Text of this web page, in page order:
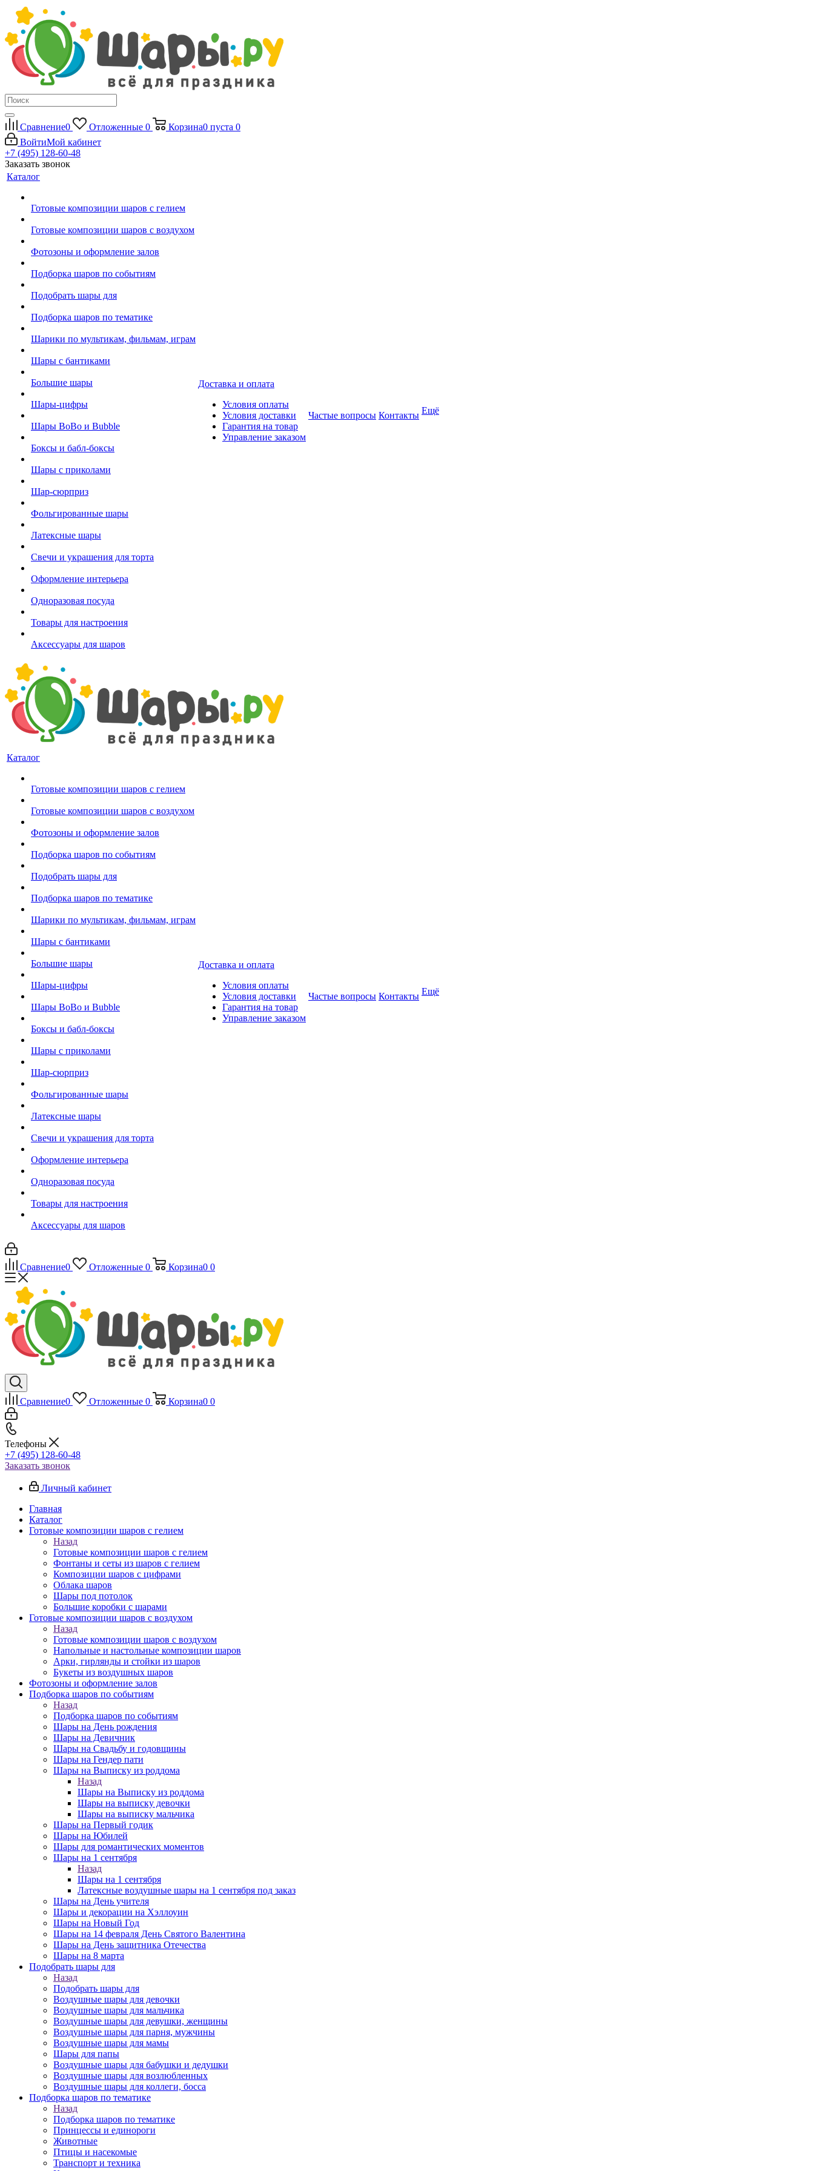
Сравнение0 Отложенные 0 Корзина0 пуста 0
ВойтиМой кабинет
+7 (495) 128-60-48
Заказать звонок
Каталог
Готовые композиции шаров с гелием
Готовые композиции шаров с воздухом
Фотозоны и оформление залов
Подборка шаров по событиям
Подобрать шары для
Подборка шаров по тематике
Шарики по мультикам, фильмам, играм
Шары с бантиками
Большие шары
Шары-цифры
Шары BoBo и Bubble
Боксы и бабл-боксы
Шары с приколами
Шар-сюрприз
Фольгированные шары
Латексные шары
Свечи и украшения для торта
Оформление интерьера
Одноразовая посуда
Товары для настроения
Аксессуары для шаров
Доставка и оплата
Условия оплаты
Условия доставки
Гарантия на товар
Управление заказом
Частые вопросы Контакты Ещё
Каталог
Готовые композиции шаров с гелием
Готовые композиции шаров с воздухом
Фотозоны и оформление залов
Подборка шаров по событиям
Подобрать шары для
Подборка шаров по тематике
Шарики по мультикам, фильмам, играм
Шары с бантиками
Большие шары
Шары-цифры
Шары BoBo и Bubble
Боксы и бабл-боксы
Шары с приколами
Шар-сюрприз
Фольгированные шары
Латексные шары
Свечи и украшения для торта
Оформление интерьера
Одноразовая посуда
Товары для настроения
Аксессуары для шаров
Доставка и оплата
Условия оплаты
Условия доставки
Гарантия на товар
Управление заказом
Частые вопросы Контакты Ещё
Сравнение0 Отложенные 0 Корзина0 0
Сравнение0 Отложенные 0 Корзина0 0
Телефоны
+7 (495) 128-60-48
Заказать звонок
Личный кабинет
Главная
Каталог
Готовые композиции шаров с гелием
Назад
Готовые композиции шаров с гелием
Фонтаны и сеты из шаров с гелием
Композиции шаров с цифрами
Облака шаров
Шары под потолок
Большие коробки с шарами
Готовые композиции шаров с воздухом
Назад
Готовые композиции шаров с воздухом
Напольные и настольные композиции шаров
Арки, гирлянды и стойки из шаров
Букеты из воздушных шаров
Фотозоны и оформление залов
Подборка шаров по событиям
Назад
Подборка шаров по событиям
Шары на День рождения
Шары на Девичник
Шары на Свадьбу и годовщины
Шары на Гендер пати
Шары на Выписку из роддома
Назад
Шары на Выписку из роддома
Шары на выписку девочки
Шары на выписку мальчика
Шары на Первый годик
Шары на Юбилей
Шары для романтических моментов
Шары на 1 сентября
Назад
Шары на 1 сентября
Латексные воздушные шары на 1 сентября под заказ
Шары на День учителя
Шары и декорации на Хэллоуин
Шары на Новый Год
Шары на 14 февраля День Святого Валентина
Шары на День защитника Отечества
Шары на 8 марта
Подобрать шары для
Назад
Подобрать шары для
Воздушные шары для девочки
Воздушные шары для мальчика
Воздушные шары для девушки, женщины
Воздушные шары для парня, мужчины
Воздушные шары для мамы
Шары для папы
Воздушные шары для бабушки и дедушки
Воздушные шары для возлюбленных
Воздушные шары для коллеги, босса
Подборка шаров по тематике
Назад
Подборка шаров по тематике
Принцессы и единороги
Животные
Птицы и насекомые
Транспорт и техника